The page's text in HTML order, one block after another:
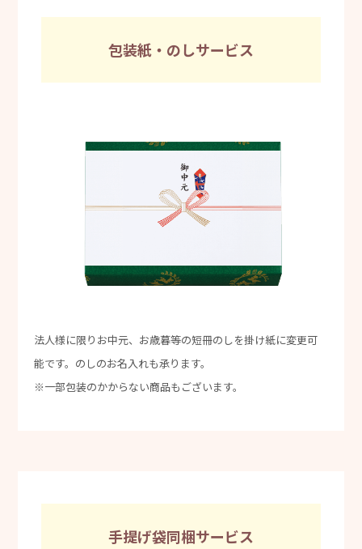
包装紙・のしサービス
法人様に限りお中元、お歳暮等の短冊のしを掛け紙に変更可
能です。のしのお名入れも承ります。
※一部包装のかからない商品もございます。
手提げ袋同梱サービス